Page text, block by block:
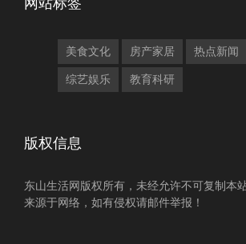
美食文化 房产家居 热点新闻
综艺娱乐 教育科研
版权信息
东山生活网版权所有，未经允许不可复制本
来源于网络，如有侵权请邮件举报！